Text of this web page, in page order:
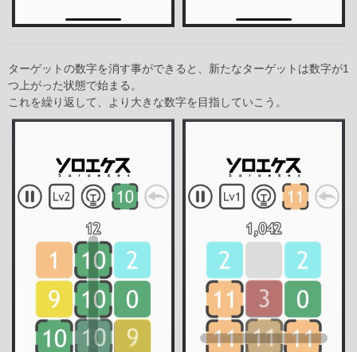
ターゲットの数字を消す事ができると、新たなターゲットは数字が1
つ上がった状態で始まる。
これを繰り返して、より大きな数字を目指していこう。